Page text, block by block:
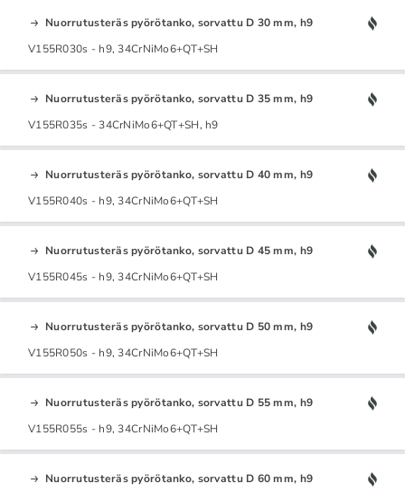
Nuorrutusteräs pyörötanko, sorvattu D 30 mm, h9
V155R030s - h9, 34CrNiMo6+QT+SH
Nuorrutusteräs pyörötanko, sorvattu D 35 mm, h9
V155R035s - 34CrNiMo6+QT+SH, h9
Nuorrutusteräs pyörötanko, sorvattu D 40 mm, h9
V155R040s - h9, 34CrNiMo6+QT+SH
Nuorrutusteräs pyörötanko, sorvattu D 45 mm, h9
V155R045s - h9, 34CrNiMo6+QT+SH
Nuorrutusteräs pyörötanko, sorvattu D 50 mm, h9
V155R050s - h9, 34CrNiMo6+QT+SH
Nuorrutusteräs pyörötanko, sorvattu D 55 mm, h9
V155R055s - h9, 34CrNiMo6+QT+SH
Nuorrutusteräs pyörötanko, sorvattu D 60 mm, h9